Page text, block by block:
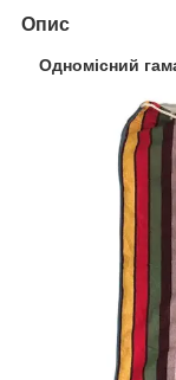
Опис
Одномісний